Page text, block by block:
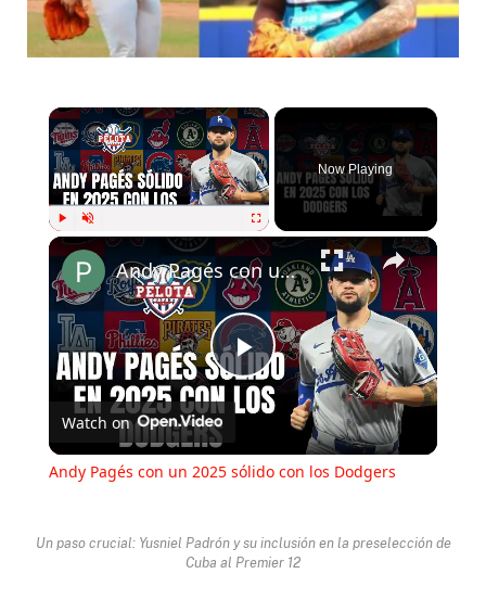
Play Unmute Fullscreen
Now Playing
Play
Video
Andy Pagés con un 2025 sólido con los Dodgers
Watch on
Andy Pagés con un 2025 sólido con los Dodgers
Un paso crucial: Yusniel Padrón y su inclusión en la preselección de
Cuba al Premier 12